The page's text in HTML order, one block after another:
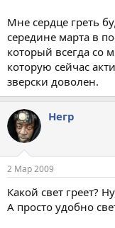
Мне сердце греть
середине марта в
который всегда со
которую сейчас
зверски доволен.
Негр
2 Мар 2009
Какой свет греет?
А просто удобно